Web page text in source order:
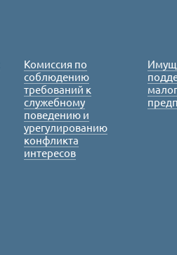
Комиссия по
соблюдению
требований к
служебному
поведению и
урегулированию
конфликта
интересов